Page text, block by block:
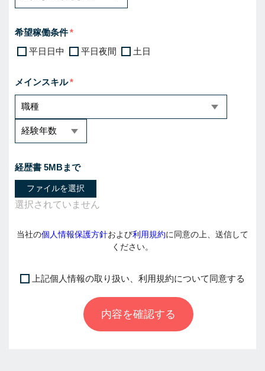
希望稼働条件
平日日中
平日夜間 土日
メインスキル
経歴書 5MBまで
ファイルを選択
当社の個人情報保護方針および利用規約に同意の上、送信して
ください。
上記個人情報の取り扱い、利用規約について同意する
内容を確認する